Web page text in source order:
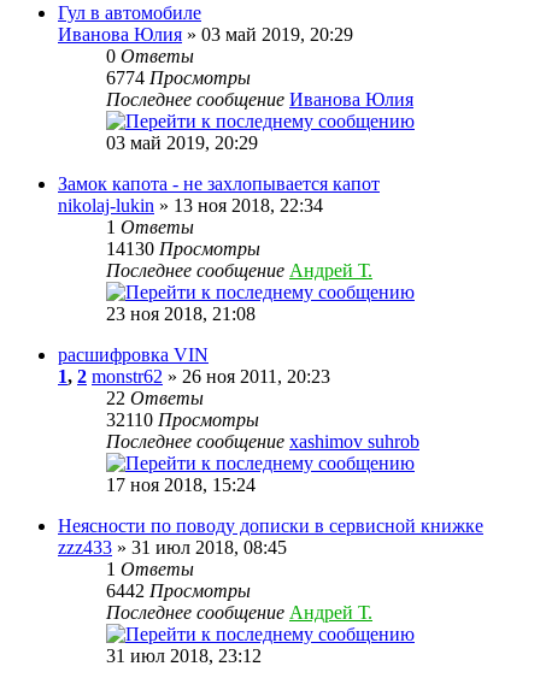
Гул в автомобиле
Иванова Юлия » 03 май 2019, 20:29
0 Ответы
6774 Просмотры
Последнее сообщение Иванова Юлия
03 май 2019, 20:29
Замок капота - не захлопывается капот
nikolaj-lukin » 13 ноя 2018, 22:34
1 Ответы
14130 Просмотры
Последнее сообщение Андрей Т.
23 ноя 2018, 21:08
расшифровка VIN
1, 2 monstr62 » 26 ноя 2011, 20:23
22 Ответы
32110 Просмотры
Последнее сообщение xashimov suhrob
17 ноя 2018, 15:24
Неясности по поводу дописки в сервисной книжке
zzz433 » 31 июл 2018, 08:45
1 Ответы
6442 Просмотры
Последнее сообщение Андрей Т.
31 июл 2018, 23:12